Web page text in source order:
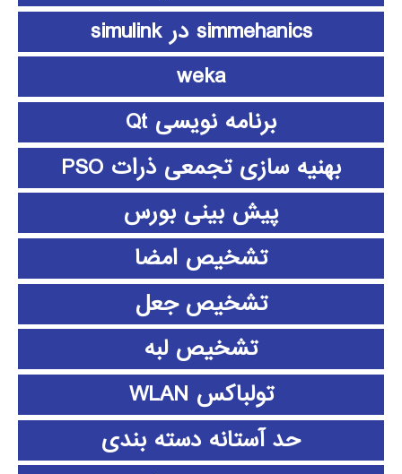
simmehanics در simulink
weka
برنامه نویسی Qt
بهنیه سازی تجمعی ذرات PSO
پیش بینی بورس
تشخیص امضا
تشخیص جعل
تشخیص لبه
تولباکس WLAN
حد آستانه دسته بندی